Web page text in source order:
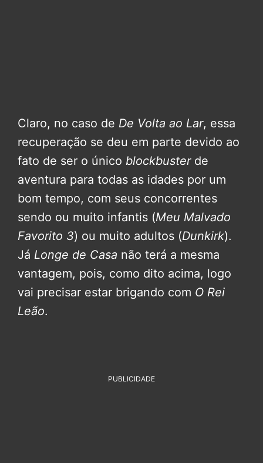
Claro, no caso de De Volta ao Lar, essa
recuperação se deu em parte devido ao
fato de ser o único blockbusterde
aventura para todas as idades por um
bom tempo, com seus concorrentes
sendo ou muito infantis (Meu Malvado
Favorito 3) ou muito adultos (Dunkirk).
Já Longe de Casa não terá a mesma
vantagem, pois, como dito acima, logo
vai precisar estar brigando com O Rei
Leão.
PUBLICIDADE